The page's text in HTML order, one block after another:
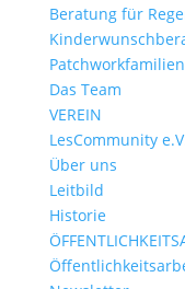
Beratung für
Das Team
VEREIN
LesCommunity
Über uns
Leitbild
Historie